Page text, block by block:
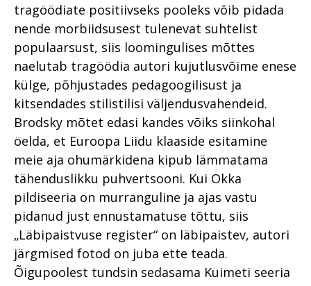
tragöödiate positiivseks pooleks võib pidada
nende morbiidsusest tulenevat suhtelist
populaarsust, siis loomingulises mõttes
naelutab tragöödia autori kujutlusvõime enese
külge, põhjustades pedagoogilisust ja
kitsendades stilistilisi väljendusvahendeid.
Brodsky mõtet edasi kandes võiks siinkohal
öelda, et Euroopa Liidu klaaside esitamine
meie aja ohumärkidena kipub lämmatama
tähenduslikku puhvertsooni. Kui Okka
pildiseeria on murranguline ja ajas vastu
pidanud just ennustamatuse tõttu, siis
„Läbipaistvuse register“ on läbipaistev, autori
järgmised fotod on juba ette teada.
Õigupoolest tundsin sedasama Kuimeti seeria